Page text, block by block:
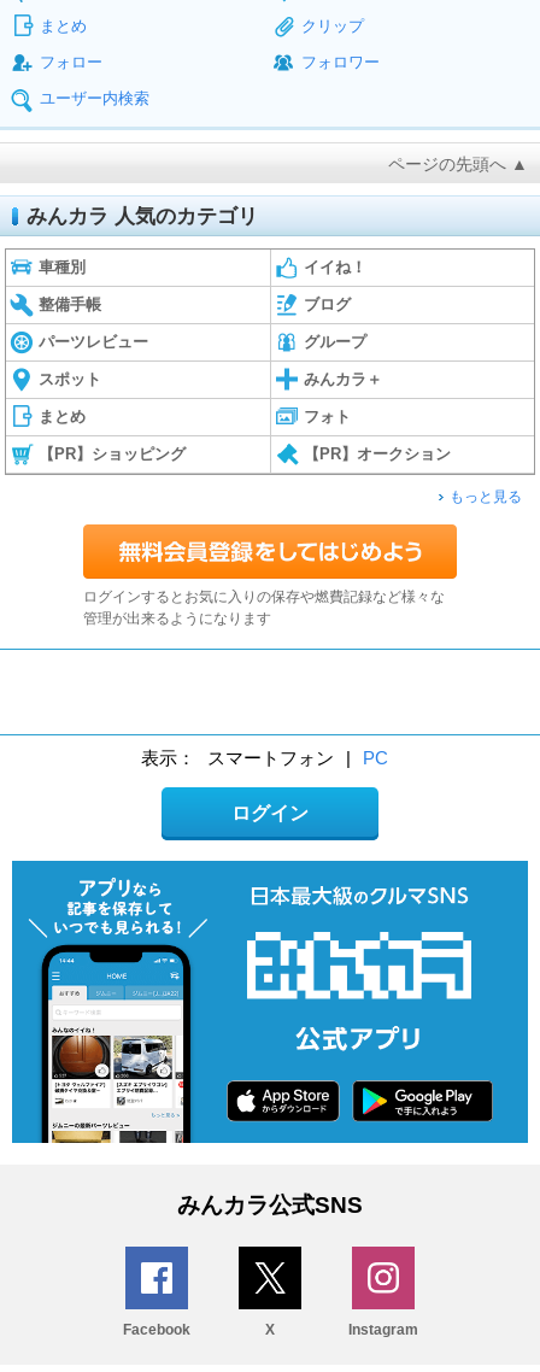
まとめ
クリップ
フォロー
フォロワー
ユーザー内検索
ページの先頭へ ▲
みんカラ 人気のカテゴリ
車種別 イイね！
整備手帳 ブログ
パーツレビュー グループ
スポット みんカラ＋
まとめ フォト
【PR】ショッピング 【PR】オークション
もっと見る
ログインするとお気に入りの保存や燃費記録など様々な
管理が出来るようになります
表示： スマートフォン | PC
ログイン
みんカラ公式SNS
Facebook X Instagram